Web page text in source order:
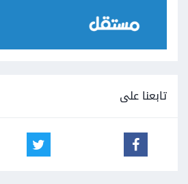
تابعنا على